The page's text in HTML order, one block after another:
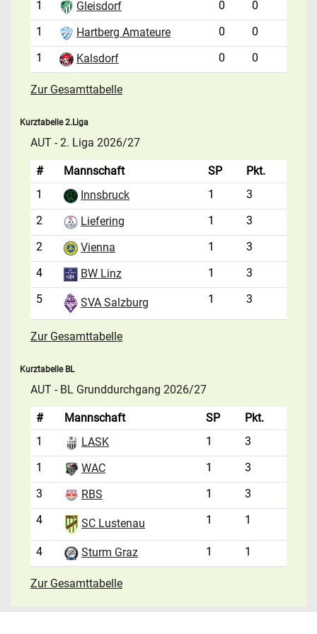
1 Gleisdorf 0
0
1
Hartberg Amateure 0
0
1
Kalsdorf 0 0
Zur Gesamttabelle
Kurztabelle 2.Liga
AUT - 2. Liga 2026/27
# Mannschaft SP
Pkt.
1
Innsbruck 1
3
2
Liefering 1
3
2
Vienna 1
3
4
BW Linz 1
3
5
SVA Salzburg 1 3
Zur Gesamttabelle
Kurztabelle BL
AUT - BL Grunddurchgang 2026/27
# Mannschaft SP
Pkt.
1
LASK 1
3
1
WAC 1
3
3
RBS 1
3
4
SC Lustenau 1 1
4 Sturm Graz 1 1
Zur Gesamttabelle